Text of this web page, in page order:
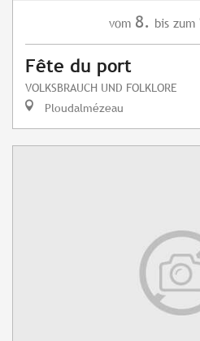
vom 8. bis zum
Fête du port
VOLKSBRAUCH UND FOLKLORE
Ploudalmézeau